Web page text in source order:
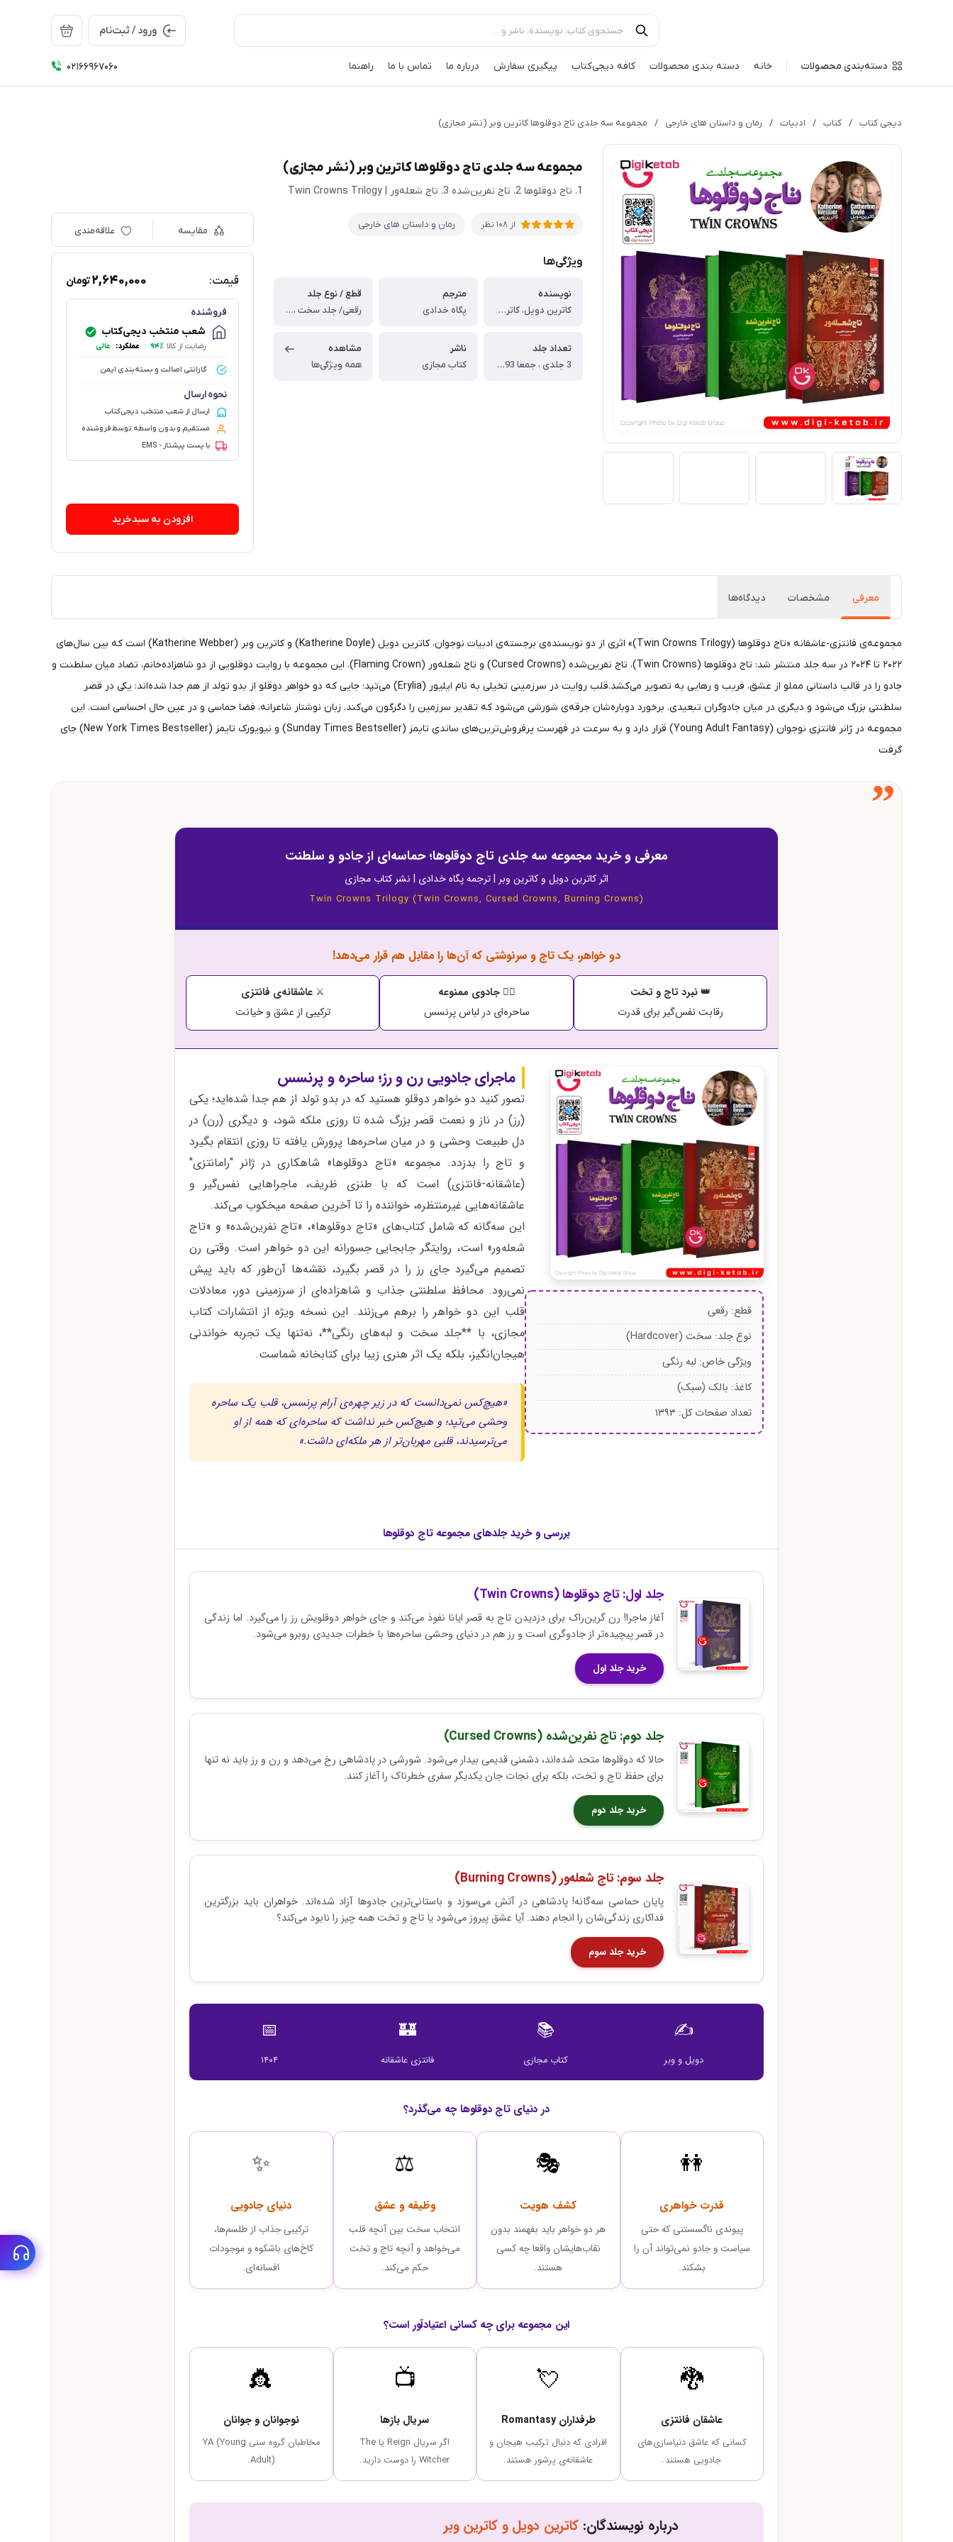
ورود / ثبت‌نام
دسته‌بندی محصولات خانه دسته بندی محصولات کافه‌ دیجی‌کتاب پیگیری سفارش درباره ما تماس با ما راهنما ۰۲۱66967060
دیجی کتاب / کتاب / ادبیات / رمان و داستان های خارجی / مجموعه سه جلدی تاج دوقلوها کاترین وبر (نشر مجازی)
مجموعه سه جلدی تاج دوقلوها کاترین وبر (نشر مجازی)
1. تاج دوقلوها 2. تاج‌ نفرین‌شده 3. تاج شعله‌ور | Twin Crowns Trilogy
از108 نظر رمان و داستان های خارجی
ویژگی‌ها
نویسنده
کاترین دویل، کاترین وبر
مترجم
پگاه خدادی
قطع / نوع جلد
رقعی/ جلد سخت ، با لبه رنگی
تعداد جلد
3 جلدی ، جمعا 1393 صفحه
ناشر
کتاب مجازی
مشاهده
همه ویژگی‌ها
مقایسه علاقه‌مندی
قیمت: 2,640,000تومان
فروشنده
شعب منتخب دیجی‌کتاب
رضایت از کالا ۹۴٪ عملکرد: عالی
گارانتی اصالت و بسته‌بندی ایمن
نحوه ارسال
ارسال از شعب منتخب دیجی‌کتاب
مستقیم و بدون واسطه توسط فروشنده
با پست پیشتاز - EMS
افزودن به سبدخرید
معرفی مشخصات دیدگاه‌ها
مجموعه‌ی فانتزی‑عاشقانه «تاج دوقلوها (Twin Crowns Trilogy)» اثری از دو نویسنده‌ی برجسته‌ی ادبیات نوجوان، کاترین دویل (Katherine Doyle) و کاترین وبر (Katherine Webber) است که بین سال‌های
۲۰۲۲ تا ۲۰۲۴ در سه جلد منتشر شد: تاج دوقلوها (Twin Crowns)، تاج‌ نفرین‌شده (Cursed Crowns) و تاج شعله‌ور (Flaming Crown). این مجموعه با روایت دوقلویی از دو شاهزاده‌خانم، تضاد میان سلطنت و
جادو را در قالب داستانی مملو از عشق، فریب و رهایی به تصویر می‌کشد.قلب روایت در سرزمینی تخیلی به نام ایلیور (Erylia) می‌تپد؛ جایی که دو خواهر دوقلو از بدو تولد از هم جدا شده‌اند: یکی در قصر
سلطنتی بزرگ می‌شود و دیگری در میان جادوگران تبعیدی. برخورد دوباره‌شان جرقه‌ی شورشی می‌شود که تقدیر سرزمین را دگرگون می‌کند. زبان نوشتار شاعرانه، فضا حماسی و در عین حال احساسی است. این
مجموعه در ژانر فانتزی نوجوان (Young Adult Fantasy) قرار دارد و به سرعت در فهرست پرفروش‌ترین‌های ساندی تایمز (Sunday Times Bestseller) و نیویورک تایمز (New York Times Bestseller) جای
گرفت
”
معرفی و خرید مجموعه سه جلدی تاج دوقلوها؛ حماسه‌ای از جادو و سلطنت
اثر کاترین دویل و کاترین وبر | ترجمه پگاه خدادی | نشر کتاب مجازی
Twin Crowns Trilogy (Twin Crowns, Cursed Crowns, Burning Crowns)
دو خواهر، یک تاج و سرنوشتی که آن‌ها را مقابل هم قرار می‌دهد!
👑نبرد تاج و تخت
رقابت نفس‌گیر برای قدرت
🧙‍♀️جادوی ممنوعه
ساحره‌ای در لباس پرنسس
⚔️عاشقانه‌ی فانتزی
ترکیبی از عشق و خیانت
قطع: رقعی
نوع جلد: سخت (Hardcover)
ویژگی خاص: لبه رنگی
کاغذ: بالک (سبک)
تعداد صفحات کل: ۱۳۹۳
ماجرای جادویی رن و رز؛ ساحره و پرنسس
تصور کنید دو خواهر دوقلو هستید که در بدو تولد از هم جدا شده‌اید؛ یکی
(رز) در ناز و نعمت قصر بزرگ شده تا روزی ملکه شود، و دیگری (رن) در
دل طبیعت وحشی و در میان ساحره‌ها پرورش یافته تا روزی انتقام بگیرد
و تاج را بدزدد. مجموعه «تاج دوقلوها» شاهکاری در ژانر "رامانتزی"
(عاشقانه-فانتزی) است که با طنزی ظریف، ماجراهایی نفس‌گیر و
عاشقانه‌هایی غیرمنتظره، خواننده را تا آخرین صفحه میخکوب می‌کند.
این سه‌گانه که شامل کتاب‌های «تاج دوقلوها»، «تاج نفرین‌شده» و «تاج
شعله‌ور» است، روایتگر جابجایی جسورانه این دو خواهر است. وقتی رن
تصمیم می‌گیرد جای رز را در قصر بگیرد، نقشه‌ها آن‌طور که باید پیش
نمی‌رود. محافظ سلطنتی جذاب و شاهزاده‌ای از سرزمینی دور، معادلات
قلب این دو خواهر را برهم می‌زنند. این نسخه ویژه از انتشارات کتاب
مجازی، با **جلد سخت و لبه‌های رنگی**، نه‌تنها یک تجربه خواندنی
هیجان‌انگیز، بلکه یک اثر هنری زیبا برای کتابخانه شماست.
«هیچ‌کس نمی‌دانست که در زیر چهره‌ی آرام پرنسس، قلب یک ساحره
وحشی می‌تپد؛ و هیچ‌کس خبر نداشت که ساحره‌ای که همه از او
می‌ترسیدند، قلبی مهربان‌تر از هر ملکه‌ای داشت.»
بررسی و خرید جلدهای مجموعه تاج دوقلوها
جلد اول: تاج دوقلوها (Twin Crowns)
آغاز ماجرا! رن گرین‌راک برای دزدیدن تاج به قصر ایانا نفوذ می‌کند و جای خواهر دوقلویش رز را می‌گیرد. اما زندگی
در قصر پیچیده‌تر از جادوگری است و رز هم در دنیای وحشی ساحره‌ها با خطرات جدیدی روبرو می‌شود.
خرید جلد اول
جلد دوم: تاج نفرین‌شده (Cursed Crowns)
حالا که دوقلوها متحد شده‌اند، دشمنی قدیمی بیدار می‌شود. شورشی در پادشاهی رخ می‌دهد و رن و رز باید نه تنها
برای حفظ تاج و تخت، بلکه برای نجات جان یکدیگر سفری خطرناک را آغاز کنند.
خرید جلد دوم
جلد سوم: تاج شعله‌ور (Burning Crowns)
پایان حماسی سه‌گانه! پادشاهی در آتش می‌سوزد و باستانی‌ترین جادوها آزاد شده‌اند. خواهران باید بزرگترین
فداکاری زندگی‌شان را انجام دهند. آیا عشق پیروز می‌شود یا تاج و تخت همه چیز را نابود می‌کند؟
خرید جلد سوم
✍️
دویل و وبر
📚
کتاب مجازی
🏰
فانتزی عاشقانه
📅
۱۴۰۴
در دنیای تاج دوقلوها چه می‌گذرد؟
👭
قدرت خواهری
پیوندی ناگسستنی که حتی
سیاست و جادو نمی‌تواند آن را
بشکند.
🎭
کشف هویت
هر دو خواهر باید بفهمند بدون
نقاب‌هایشان واقعا چه کسی
هستند.
⚖️
وظیفه و عشق
انتخاب سخت بین آنچه قلب
می‌خواهد و آنچه تاج و تخت
حکم می‌کند.
✨
دنیای جادویی
ترکیبی جذاب از طلسم‌ها،
کاخ‌های باشکوه و موجودات
افسانه‌ای.
این مجموعه برای چه کسانی اعتیادآور است؟
🐉
عاشقان فانتزی
کسانی که عاشق دنیاسازی‌های
جادویی هستند.
💘
طرفداران Romantasy
افرادی که دنبال ترکیب هیجان و
عاشقانه‌ی پرشور هستند.
📺
سریال بازها
اگر سریال Reign یا The
Witcher را دوست دارید.
👸
نوجوانان و جوانان
مخاطبان گروه سنی YA (Young
Adult).
درباره نویسندگان: کاترین دویل و کاترین وبر